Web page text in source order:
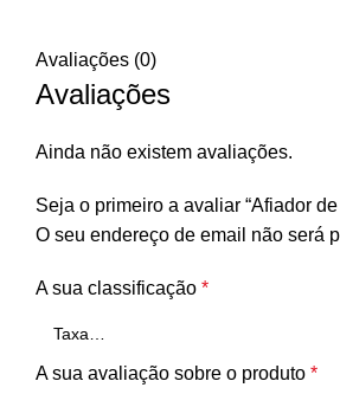
Avaliações (0)
Avaliações
Ainda não existem avaliações.
Seja o primeiro a avaliar “Afiador
O seu endereço de email não será
A sua classificação *
A sua avaliação sobre o produto *